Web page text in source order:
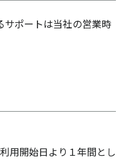
ポートは当社の営業時
用開始日より１年間とし